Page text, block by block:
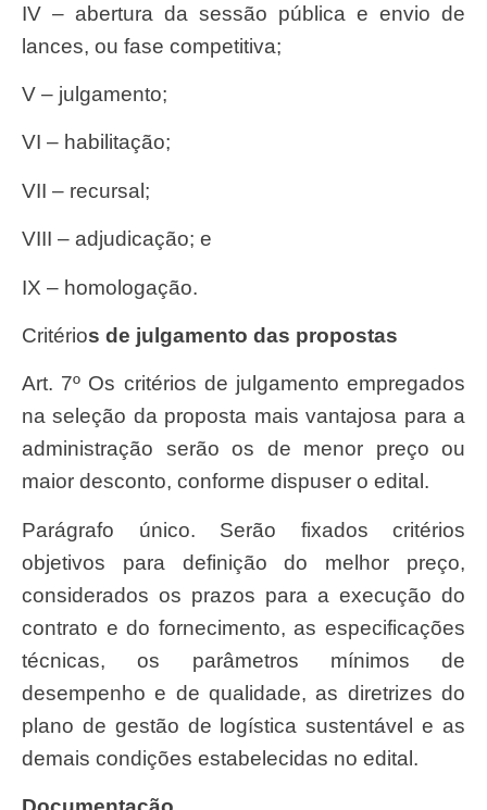
IV – abertura da sessão pública e envio de
lances, ou fase competitiva;
V – julgamento;
VI – habilitação;
VII – recursal;
VIII – adjudicação; e
IX – homologação.
Critérios de julgamento das propostas
Art. 7º Os critérios de julgamento empregados
na seleção da proposta mais vantajosa para a
administração serão os de menor preço ou
maior desconto, conforme dispuser o edital.
Parágrafo único. Serão fixados critérios
objetivos para definição do melhor preço,
considerados os prazos para a execução do
contrato e do fornecimento, as especificações
técnicas, os parâmetros mínimos de
desempenho e de qualidade, as diretrizes do
plano de gestão de logística sustentável e as
demais condições estabelecidas no edital.